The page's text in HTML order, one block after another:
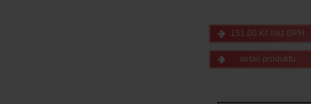
151,00 Kč bez DPH
detail produktu